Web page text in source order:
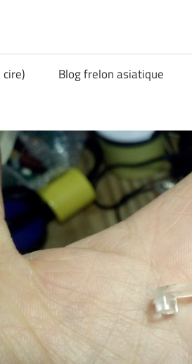
Blog frelon asiatique